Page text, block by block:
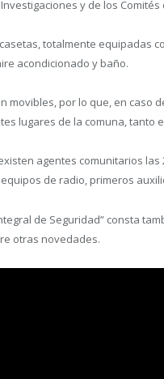
y de los
totalmente equipadas
acondicionado y baño.
movibles, por lo que, en caso
lugares de la comuna, tanto
agentes comunitarios
de radio, primeros
de Seguridad” consta
otras novedades.